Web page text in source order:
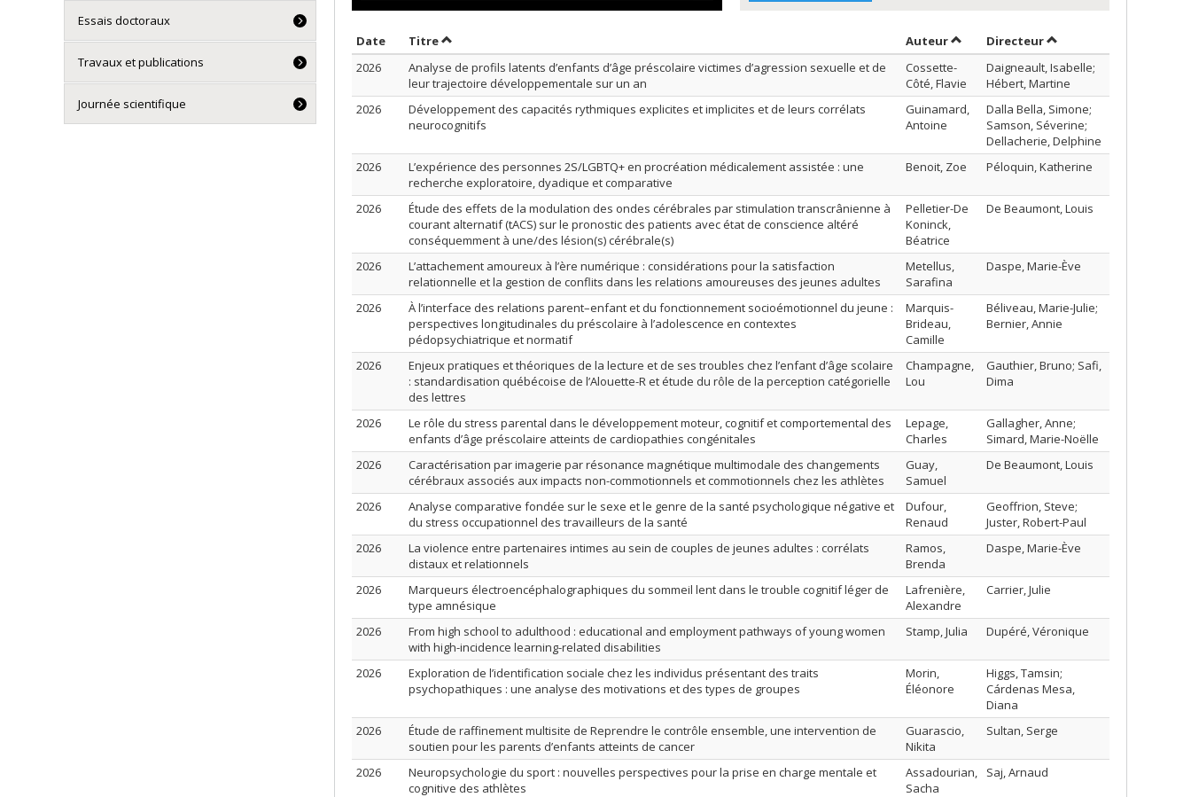
Date Trier par date en ordre croissant
TitreTrier par titre en ordre croissant AuteurTrier par auteur en ordre croissant
Directeurpar contributeur en
2026
Analyse de profils latents d’enfants d’âge préscolaire victimes d’agression sexuelle et de
leur trajectoire développementale sur un an
Cossette-
Côté, Flavie
Daigneault, Isabelle;
Hébert, Martine
2026
Développement des capacités rythmiques explicites et implicites et de leurs corrélats
neurocognitifs
Guinamard,
Antoine
Dalla Bella, Simone;
Samson, Séverine;
Dellacherie, Delphine
2026
L’expérience des personnes 2S/LGBTQ+ en procréation médicalement assistée : une
recherche exploratoire, dyadique et comparative
Benoit, Zoe Péloquin, Katherine
2026
Étude des effets de la modulation des ondes cérébrales par stimulation transcrânienne à
courant alternatif (tACS) sur le pronostic des patients avec état de conscience altéré
conséquemment à une/des lésion(s) cérébrale(s)
Pelletier-De
Koninck,
Béatrice
De Beaumont, Louis
2026
L’attachement amoureux à l’ère numérique : considérations pour la satisfaction
relationnelle et la gestion de conflits dans les relations amoureuses des jeunes adultes
Metellus,
Sarafina
Daspe, Marie-Ève
2026
À l’interface des relations parent–enfant et du fonctionnement socioémotionnel du jeune :
perspectives longitudinales du préscolaire à l’adolescence en contextes
pédopsychiatrique et normatif
Marquis-
Brideau,
Camille
Béliveau, Marie-Julie;
Bernier, Annie
2026
Enjeux pratiques et théoriques de la lecture et de ses troubles chez l’enfant d’âge scolaire
: standardisation québécoise de l’Alouette-R et étude du rôle de la perception catégorielle
des lettres
Champagne,
Lou
Gauthier, Bruno; Safi,
Dima
2026
Le rôle du stress parental dans le développement moteur, cognitif et comportemental des
enfants d’âge préscolaire atteints de cardiopathies congénitales
Lepage,
Charles
Gallagher, Anne;
Simard, Marie-Noëlle
2026
Caractérisation par imagerie par résonance magnétique multimodale des changements
cérébraux associés aux impacts non-commotionnels et commotionnels chez les athlètes
Guay,
Samuel
De Beaumont, Louis
2026
Analyse comparative fondée sur le sexe et le genre de la santé psychologique négative et
du stress occupationnel des travailleurs de la santé
Dufour,
Renaud
Geoffrion, Steve;
Juster, Robert-Paul
2026
La violence entre partenaires intimes au sein de couples de jeunes adultes : corrélats
distaux et relationnels
Ramos,
Brenda
Daspe, Marie-Ève
2026
Marqueurs électroencéphalographiques du sommeil lent dans le trouble cognitif léger de
type amnésique
Lafrenière,
Alexandre
Carrier, Julie
2026
From high school to adulthood : educational and employment pathways of young women
with high-incidence learning-related disabilities
Stamp, Julia Dupéré, Véronique
2026
Exploration de l’identification sociale chez les individus présentant des traits
psychopathiques : une analyse des motivations et des types de groupes
Morin,
Éléonore
Higgs, Tamsin;
Cárdenas Mesa,
Diana
2026
Étude de raffinement multisite de Reprendre le contrôle ensemble, une intervention de
soutien pour les parents d’enfants atteints de cancer
Guarascio,
Nikita
Sultan, Serge
2026
Neuropsychologie du sport : nouvelles perspectives pour la prise en charge mentale et
cognitive des athlètes
Assadourian,
Sacha
Saj, Arnaud
Essais doctoraux
Travaux et publications
Journée scientifique